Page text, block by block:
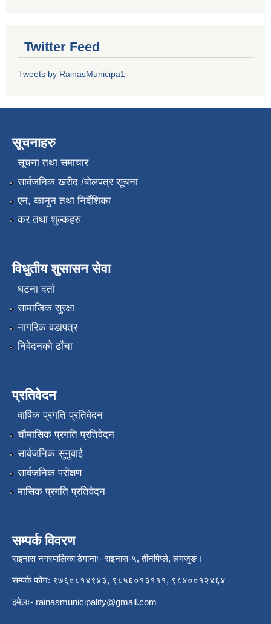
Twitter Feed
Tweets by RainasMunicipa1
सूचनाहरु
सूचना तथा समाचार
सार्वजनिक खरीद /बोलपत्र सूचना
एन, कानुन तथा निर्देशिका
कर तथा शुल्कहरु
विधुतीय शुसासन सेवा
घटना दर्ता
सामाजिक सुरक्षा
नागरिक वडापत्र
निवेदनको ढाँचा
प्रतिवेदन
वार्षिक प्रगति प्रतिवेदन
चौमासिक प्रगति प्रतिवेदन
सार्वजनिक सुनुवाई
सार्वजनिक परीक्षण
मासिक प्रगति प्रतिवेदन
सम्पर्क विवरण
राइनास नगरपालिका ठेगानाः- राइनास-५, तीनपिप्ले, लमजुङ।
सम्पर्क फोन: ९७६०८१४९४३, ९८५६०१३१११, ९८४००१२४६४
इमेलः- rainasmunicipality@gmail.com